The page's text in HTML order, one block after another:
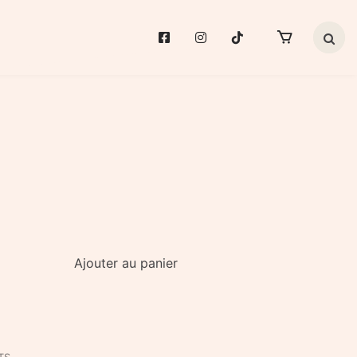
Ajouter au panier